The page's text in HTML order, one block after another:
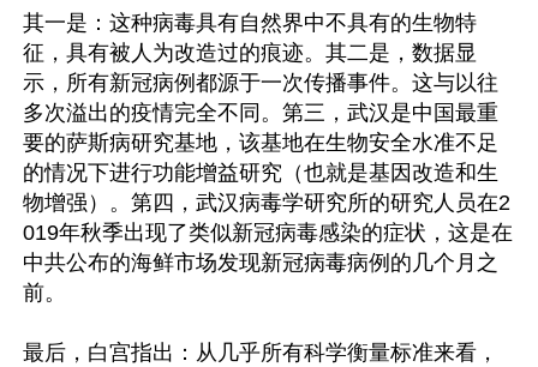
其一是：这种病毒具有自然界中不具有的生物特
征，具有被人为改造过的痕迹。其二是，数据显
示，所有新冠病例都源于一次传播事件。这与以往
多次溢出的疫情完全不同。第三，武汉是中国最重
要的萨斯病研究基地，该基地在生物安全水准不足
的情况下进行功能增益研究（也就是基因改造和生
物增强）。第四，武汉病毒学研究所的研究人员在2
019年秋季出现了类似新冠病毒感染的症状，这是在
中共公布的海鲜市场发现新冠病毒病例的几个月之
前。
最后，白宫指出：从几乎所有科学衡量标准来看，